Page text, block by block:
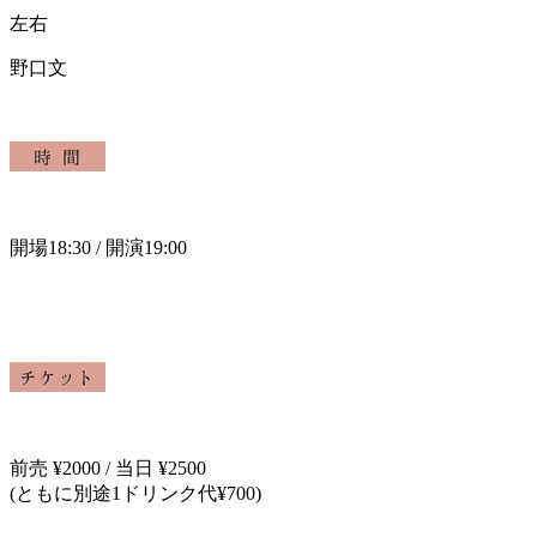
左右
野口文
開場18:30 / 開演19:00
前売 ¥2000 / 当日 ¥2500
(ともに別途1 ドリンク代¥700)